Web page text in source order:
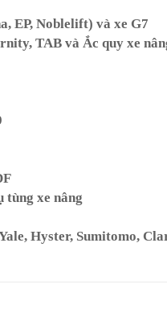
EP, Noblelift) và xe G7
TAB và Ắc quy xe
tùng xe nâng
Hyster, Sumitomo,